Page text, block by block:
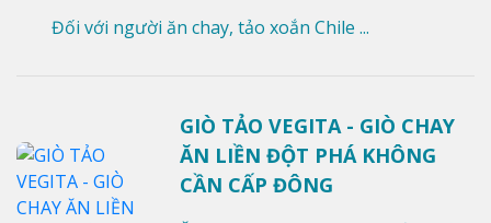
Đối với người ăn chay, tảo xoắn Chile ...
GIÒ TẢO VEGITA - GIÒ CHAY
ĂN LIỀN ĐỘT PHÁ KHÔNG
CẦN CẤP ĐÔNG